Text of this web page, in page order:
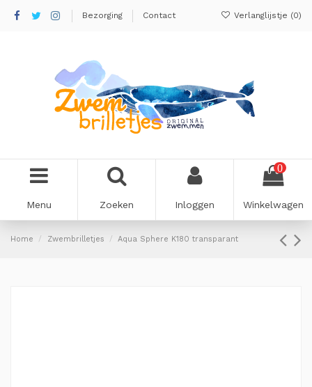
Bezorging Contact Verlanglijstje (0)
Menu Zoeken Inloggen
0
Winkelwagen
Home Zwembrilletjes Aqua Sphere K180 transparant